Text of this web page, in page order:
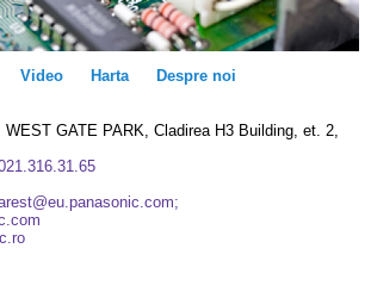
Video Harta Despre noi
GATE PARK, Cladirea H3 Building, et. 2,